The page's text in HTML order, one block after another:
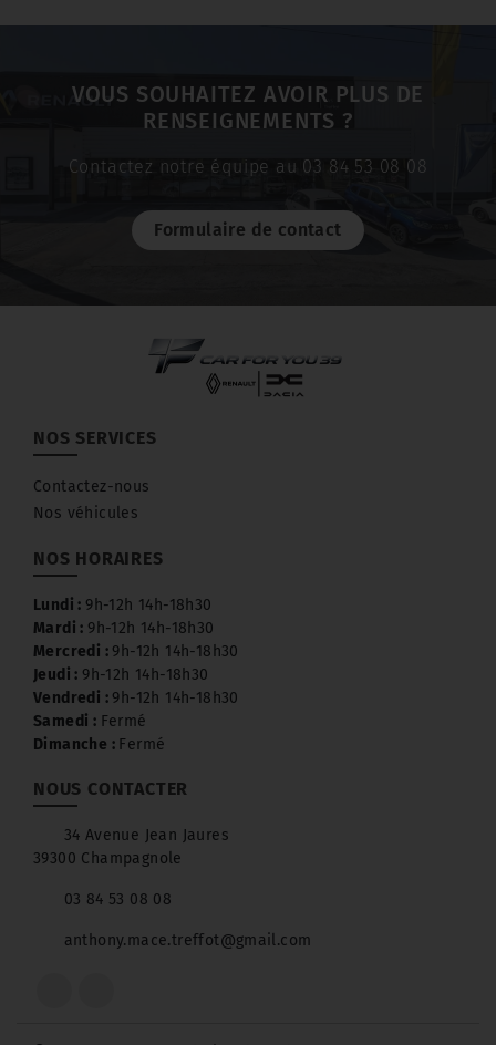
VOUS SOUHAITEZ AVOIR PLUS DE
RENSEIGNEMENTS ?
Contactez notre équipe au 03 84 53 08 08
Formulaire de contact
NOS SERVICES
Contactez-nous
Nos véhicules
NOS HORAIRES
Lundi : 9h-12h 14h-18h30
Mardi : 9h-12h 14h-18h30
Mercredi : 9h-12h 14h-18h30
Jeudi : 9h-12h 14h-18h30
Vendredi : 9h-12h 14h-18h30
Samedi : Fermé
Dimanche : Fermé
NOUS CONTACTER
34 Avenue Jean Jaures
39300 Champagnole
03 84 53 08 08
anthony.mace.treffot@gmail.com